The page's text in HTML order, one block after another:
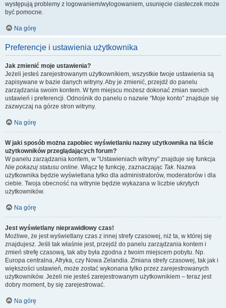
występują problemy z logowaniem/wylogowaniem, usunięcie ciasteczek może
być pomocne.
Na górę
Preferencje i ustawienia użytkownika
Jak zmienić moje ustawienia?
Jeżeli jesteś zarejestrowanym użytkownikiem, wszystkie twoje ustawienia są
zapisywane w bazie danych witryny. Aby je zmienić, przejdź do panelu
zarządzania swoim kontem. W tym miejscu możesz dokonać zmian swoich
ustawień i preferencji. Odnośnik do panelu o nazwie “Moje konto” znajduje się
zazwyczaj na górze stron witryny.
Na górę
W jaki sposób można zapobiec wyświetlaniu nazwy użytkownika na liście
użytkowników przeglądających forum?
W panelu zarządzania kontem, w “Ustawieniach witryny” znajduje się funkcja
Nie pokazuj statusu online. Włącz tę funkcję, zaznaczając Tak. Nazwa
użytkownika będzie wyświetlana tylko dla administratorów, moderatorów i dla
ciebie. Twoja obecność na witrynie będzie wykazana w liczbie ukrytych
użytkowników.
Na górę
Jest wyświetlany nieprawidłowy czas!
Możliwe, że jest wyświetlany czas z innej strefy czasowej, niż ta, w której się
znajdujesz. Jeśli tak właśnie jest, przejdź do panelu zarządzania kontem i
zmień strefę czasową, tak aby była zgodna z twoim miejscem pobytu. Np.
Europa centralna, Afryka, czy Nowa Zelandia. Zmiana strefy czasowej, tak jak i
większości ustawień, może zostać wykonana tylko przez zarejestrowanych
użytkowników. Jeżeli nie jesteś zarejestrowanym użytkownikiem – teraz jest
dobry moment, by się zarejestrować.
Na górę